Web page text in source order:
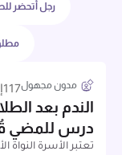
رجل أتحضر
الندم بعد
درس للمضي
تعتبر الأسرة
مدون مجهول117